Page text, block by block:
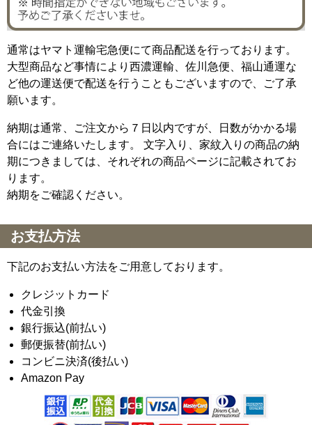
通常はヤマト運輸宅急便にて商品配送を行っております。
大型商品など事情により西濃運輸、佐川急便、福山通運な
ど他の運送便で配送を行うこともございますので、ご了承
願います。
納期は通常、ご注文から７日以内ですが、日数がかかる場
合にはご連絡いたします。 文字入り、家紋入りの商品の納
期につきましては、それぞれの商品ページに記載されてお
ります。
納期をご確認ください。
お支払方法
下記のお支払い方法をご用意しております。
クレジットカード
代金引換
銀行振込(前払い)
郵便振替(前払い)
コンビニ決済(後払い)
Amazon Pay